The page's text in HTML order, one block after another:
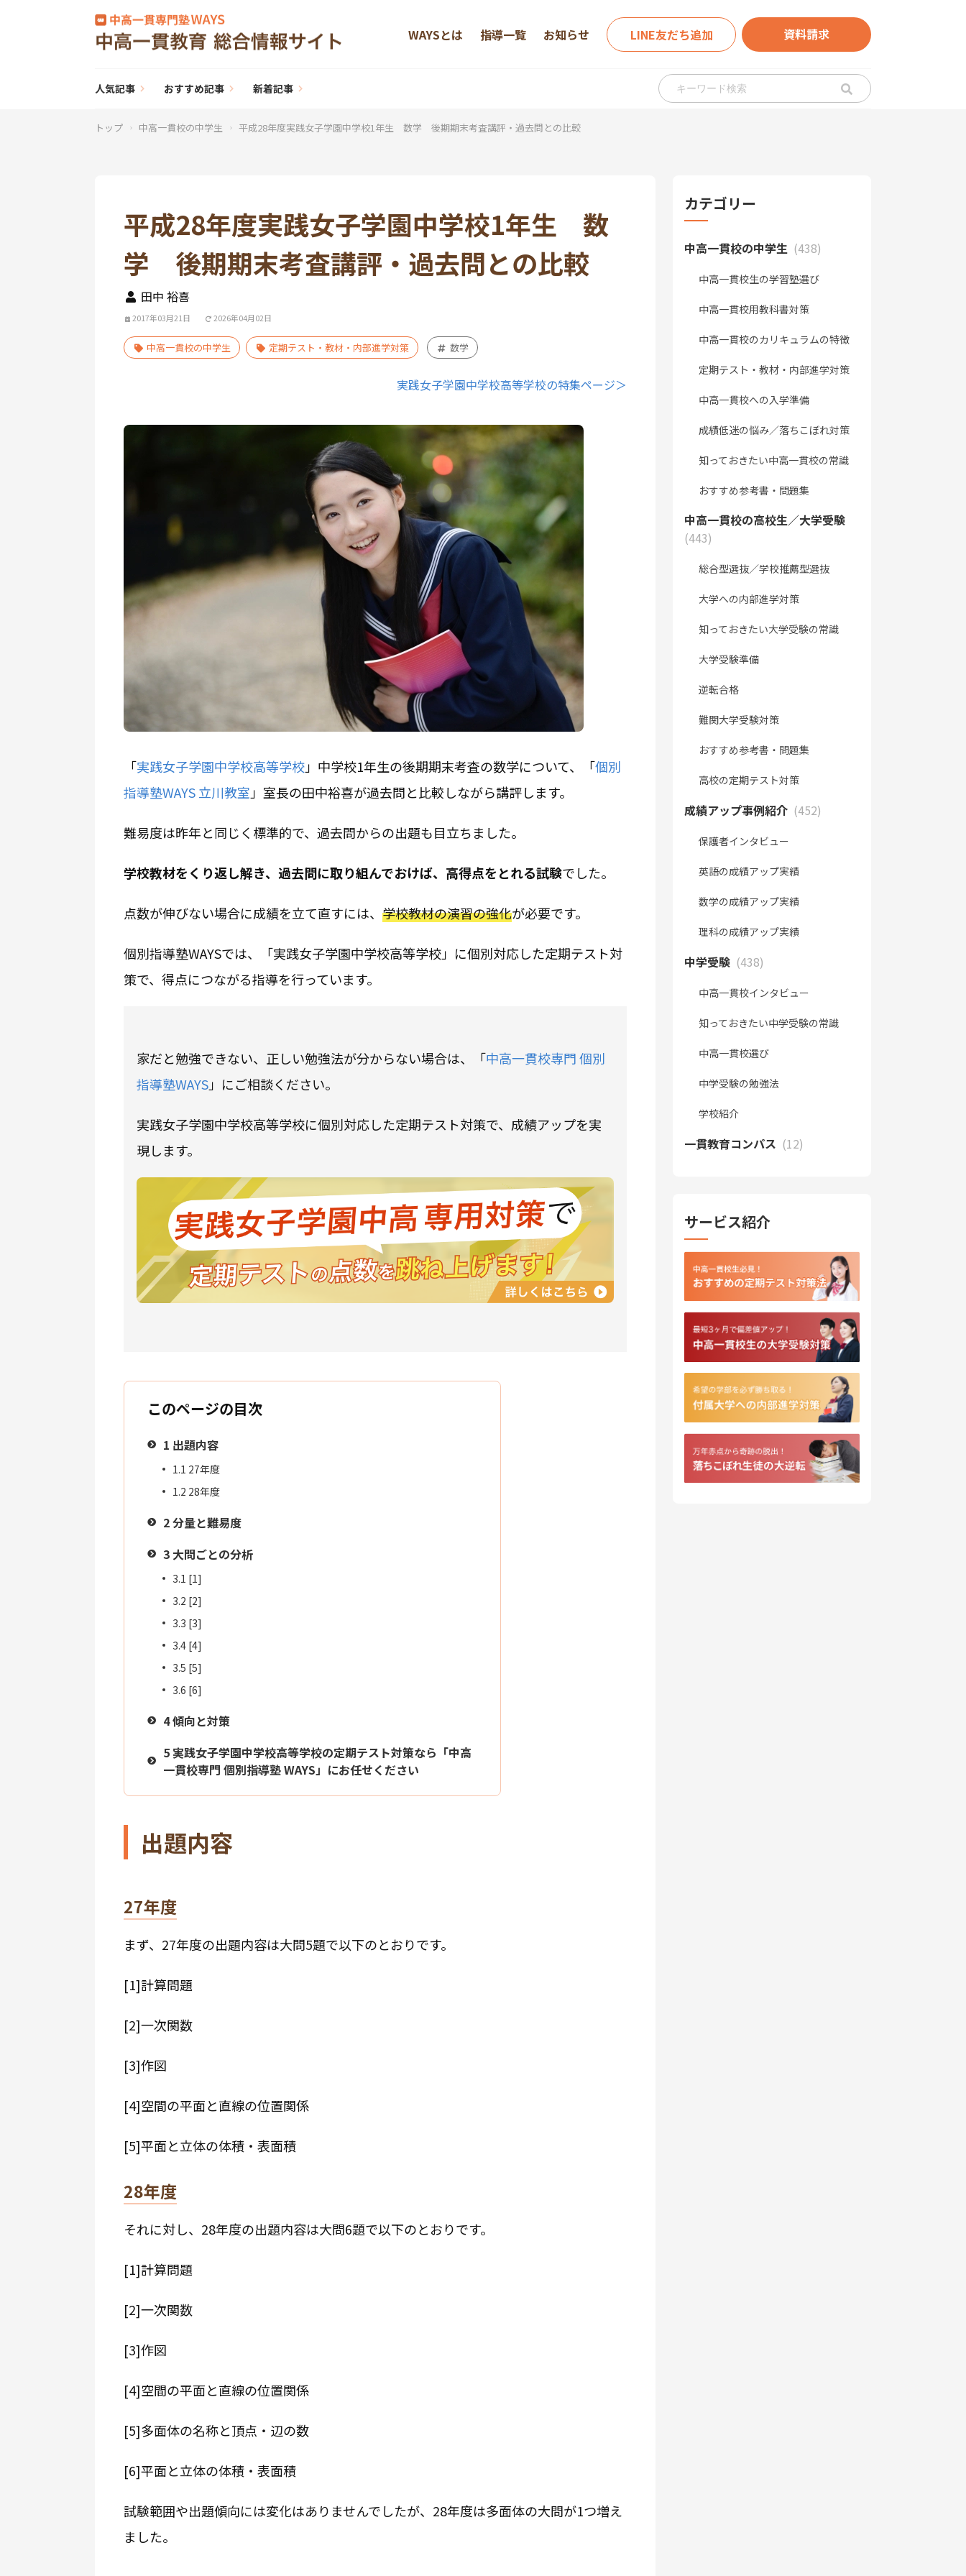
WAYSとは 指導一覧 お知らせ LINE友だち追加 資料請求
人気記事 おすすめ記事 新着記事
トップ 中高一貫校の中学生 平成28年度実践女子学園中学校1年生 数学 後期期末考査講評・過去問との比較
平成28年度実践女子学園中学校1年生 数
学 後期期末考査講評・過去問との比較
田中 裕喜
2017年03月21日 2026年04月02日
中高一貫校の中学生 定期テスト・教材・内部進学対策 数学
実践女子学園中学校高等学校の特集ページ＞
「実践女子学園中学校高等学校」中学校1年生の後期期末考査の数学について、「個別
指導塾WAYS 立川教室 」室長の田中裕喜が過去問と比較しながら講評します。
難易度は昨年と同じく標準的で、過去問からの出題も目立ちました。
学校教材をくり返し解き、過去問に取り組んでおけば、高得点をとれる試験でした。
点数が伸びない場合に成績を立て直すには、 学校教材の演習の強化が必要です。
個別指導塾WAYSでは、「実践女子学園中学校高等学校」に個別対応した定期テスト対
策で、得点につながる指導を行っています。
家だと勉強できない、正しい勉強法が分からない場合は、「中高一貫校専門 個別
指導塾WAYS」にご相談ください。
実践女子学園中学校高等学校に個別対応した定期テスト対策で、成績アップを実
現します。
このページの目次
1 出題内容
1.1 27年度
1.2 28年度
2分量と難易度
3 大問ごとの分析
3.1 [1]
3.2 [2]
3.3 [3]
3.4[4]
3.5 [5]
3.6 [6]
4傾向と対策
5 実践女子学園中学校高等学校の定期テスト対策なら「中高
一貫校専門 個別指導塾 WAYS」にお任せください
出題内容
27年度
まず、27年度の出題内容は大問5題で以下のとおりです。
[1]計算問題
[2]一次関数
[3]作図
[4]空間の平面と直線の位置関係
[5]平面と立体の体積・表面積
28年度
それに対し、28年度の出題内容は大問6題で以下のとおりです。
[1]計算問題
[2]一次関数
[3]作図
[4]空間の平面と直線の位置関係
[5]多面体の名称と頂点・辺の数
[6]平面と立体の体積・表面積
試験範囲や出題傾向には変化はありませんでしたが、28年度は多面体の大問が1つ増え
ました。
カテゴリー
中高一貫校の中学生 (438)
中高一貫校生の学習塾選び
中高一貫校用教科書対策
中高一貫校のカリキュラムの特徴
定期テスト・教材・内部進学対策
中高一貫校への入学準備
成績低迷の悩み／落ちこぼれ対策
知っておきたい中高一貫校の常識
おすすめ参考書・問題集
中高一貫校の高校生／大学受験
(443)
総合型選抜／学校推薦型選抜
大学への内部進学対策
知っておきたい大学受験の常識
大学受験準備
逆転合格
難関大学受験対策
おすすめ参考書・問題集
高校の定期テスト対策
成績アップ事例紹介 (452)
保護者インタビュー
英語の成績アップ実績
数学の成績アップ実績
理科の成績アップ実績
中学受験 (438)
中高一貫校インタビュー
知っておきたい中学受験の常識
中高一貫校選び
中学受験の勉強法
学校紹介
一貫教育コンパス (12)
サービス紹介